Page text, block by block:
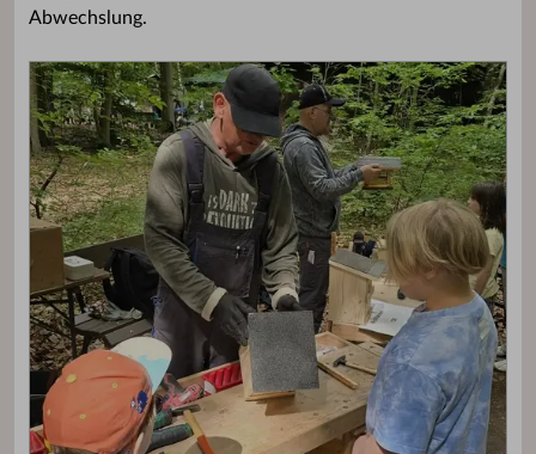
Abwechslung.